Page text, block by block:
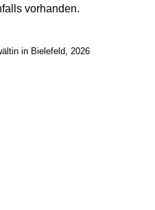
vorhanden.
in Bielefeld, 2026